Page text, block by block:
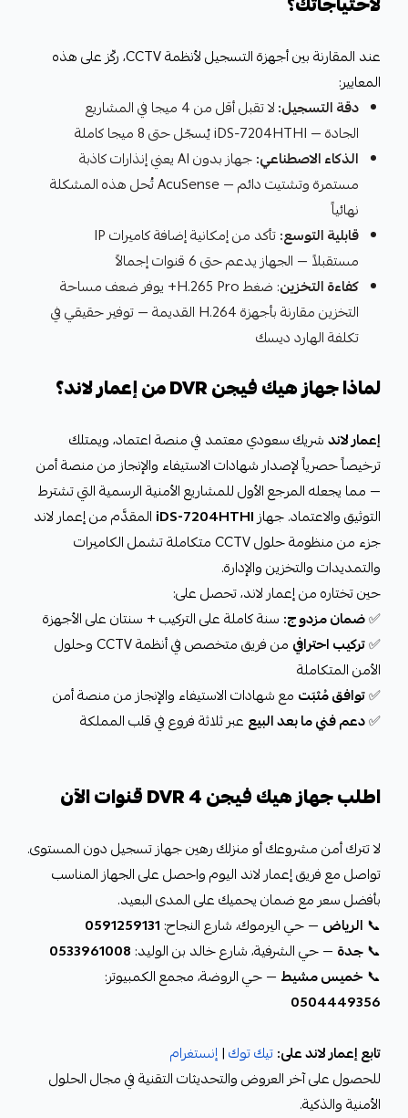
عند المقارنة بين أجهزة التسجيل لأنظمة CCTV، ركّز على هذه
المعايير:
دقة التسجيل:
لا تقبل أقل من 4 ميجا في المشاريع
الجادة — iDS-7204HTHI يُسجّل حتى 8 ميجا كاملة
الذكاء الاصطناعي:
جهاز بدون AI يعني إنذارات كاذبة
مستمرة وتشتيت دائم — AcuSense تُحل هذه المشكلة
نهائياً
قابلية التوسع:
تأكد من إمكانية إضافة كاميرات IP
مستقبلاً — الجهاز يدعم حتى 6 قنوات إجمالاً
كفاءة التخزين
: ضغط H.265 Pro+ يوفر ضعف مساحة
التخزين مقارنة بأجهزة H.264 القديمة — توفير حقيقي في
تكلفة الهارد ديسك
لماذا جهاز هيك فيجن DVR من إعمار لاند؟
إعمار لاندشريك سعودي معتمد في منصة اعتماد، ويمتلك
ترخيصاً حصرياً لإصدار شهادات الاستيفاء والإنجاز من منصة أمن
— مما يجعله المرجع الأول للمشاريع الأمنية الرسمية التي تشترط
التوثيق والاعتماد. جهازiDS-7204HTHI المقدَّم من إعمار لاند
جزء من منظومة حلول CCTV متكاملة تشمل الكاميرات
والتمديدات والتخزين والإدارة.
حين تختاره من إعمار لاند، تحصل على:
✅ضمان مزدوج: سنة كاملة على التركيب + سنتان على الأجهزة
✅تركيب احترافي
من فريق متخصص في أنظمة CCTV وحلول
الأمن المتكاملة
✅توافق مُثبَت مع شهادات الاستيفاء والإنجاز من منصة أمن
✅دعم فني ما بعد البيع عبر ثلاثة فروع في قلب المملكة
اطلب جهاز هيك فيجن DVR 4 قنوات الآن
لا تترك أمن مشروعك أو منزلك رهين جهاز تسجيل دون المستوى.
تواصل مع فريق إعمار لاند اليوم واحصل على الجهاز المناسب
بأفضل سعر مع ضمان يحميك على المدى البعيد.
📞 الرياض — حي اليرموك، شارع النجاح: 0591259131
📞جدة — حي الشرفية، شارع خالد بن الوليد: 0533961008
📞خميس مشيط — حي الروضة، مجمع الكمبيوتر:
0504449356
تابع إعمار لاند على:تيك توك|إنستغرام
للحصول على آخر العروض والتحديثات التقنية في مجال الحلول
الأمنية والذكية.